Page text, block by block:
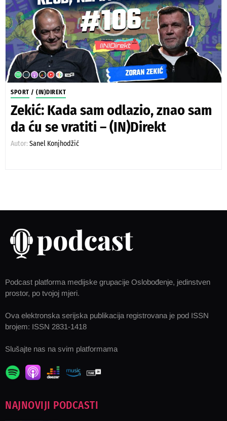
SPORT / (IN)DIREKT
Zekić: Kada sam odlazio, znao sam
da ću se vratiti – (IN)Direkt
Autor: Sanel Konjhodžić
Podcast platforma medijske grupacije Oslobođenje, jedinstven
prostor, po tvojoj mjeri.
Ova elektronska serijska publikacija registrovana je pod ISSN
brojem: ISSN 2831-1418
Slušajte nas na svim platformama
NAJNOVIJI PODCASTI